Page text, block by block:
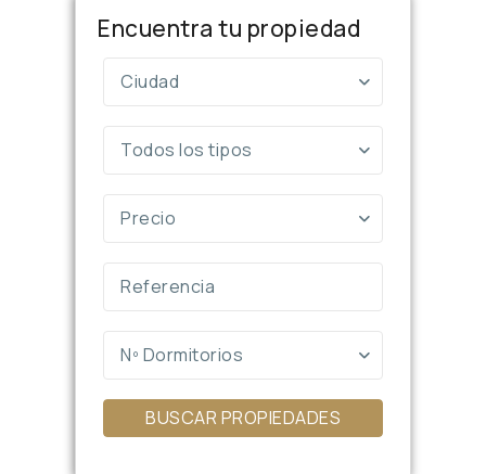
Encuentra tu propiedad
Ciudad
Todos los tipos
Precio
Nº Dormitorios
BUSCAR PROPIEDADES